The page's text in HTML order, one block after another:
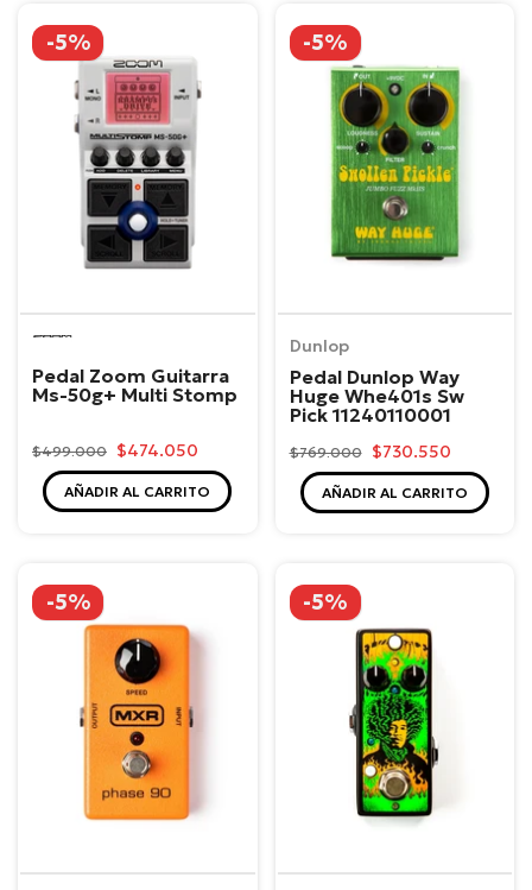
-5%
Zoom
Pedal Zoom Guitarra
Ms-50g+ Multi Stomp
$499.000 $474.050
AÑADIR AL CARRITO
-5%
Dunlop
Pedal Dunlop Way
Huge Whe401s Sw
Pick 11240110001
$769.000 $730.550
AÑADIR AL CARRITO
-5% -5%